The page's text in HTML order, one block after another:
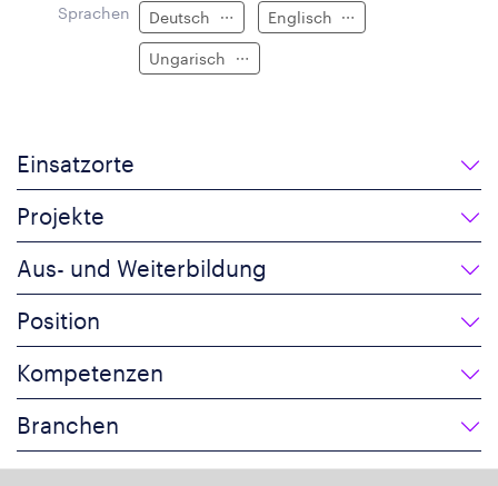
Sprachen Deutsch Englisch
Ungarisch
Einsatzorte
Projekte
Aus- und Weiterbildung
Position
Kompetenzen
Branchen